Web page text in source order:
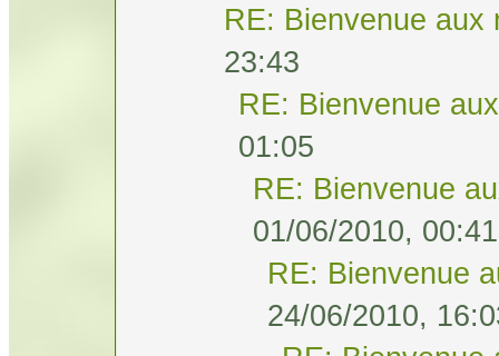
RE: Bienvenue aux
23:43
RE: Bienvenue
01:05
RE: Bienvenue
01/06/2010, 00:41
RE: Bienvenue
24/06/2010,